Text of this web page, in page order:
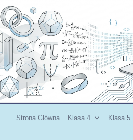
Skip
to
content
Strona Główna Klasa 4 Klasa 5